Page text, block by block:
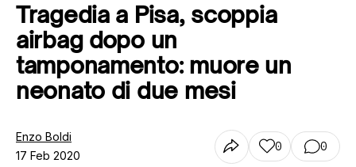
Tutti gli articoli
Tragedia a Pisa, scoppia
airbag dopo un
tamponamento: muore un
neonato di due mesi
Enzo Boldi
17 Feb 2020
0 0